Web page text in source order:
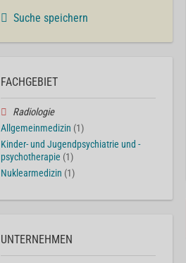
Suche speichern
FACHGEBIET
Radiologie
Allgemeinmedizin (1)
Kinder- und Jugendpsychiatrie und -
psychotherapie (1)
Nuklearmedizin (1)
UNTERNEHMEN